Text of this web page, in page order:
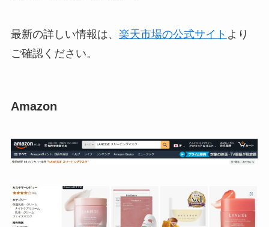
最新の詳しい情報は、 楽天市場の公式サイト より
ご確認ください。
Amazon